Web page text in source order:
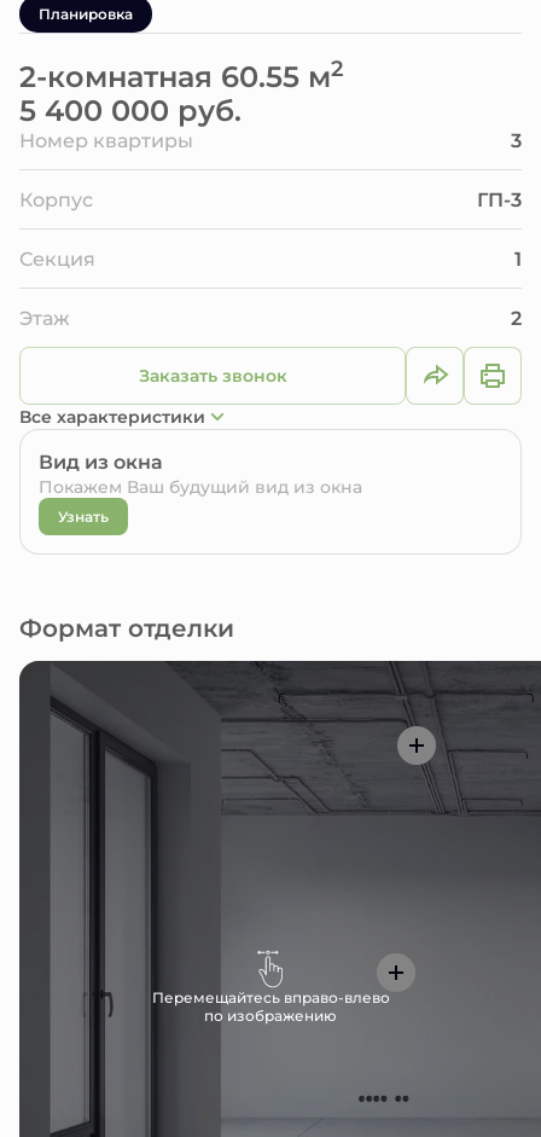
Планировка
2-комнатная 60.55 м2
5 400 000 руб.
Номер квартиры 3
Корпус ГП-3
Секция 1
Этаж 2
Заказать звонок
Все характеристики
Вид из окна
Покажем Ваш будущий вид из окна
Узнать
Формат отделки
Перемещайтесь вправо-влево
по изображению